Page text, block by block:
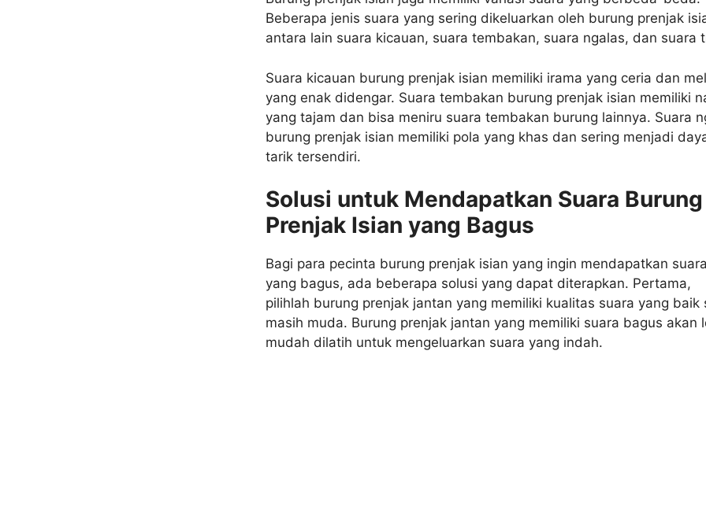
Beberapa jenis suara yang sering dikeluarkan oleh burung prenjak
antara lain suara kicauan, suara tembakan, suara ngalas, dan suara
Suara kicauan burung prenjak isian memiliki irama yang ceria dan
yang enak didengar. Suara tembakan burung prenjak isian memiliki
yang tajam dan bisa meniru suara tembakan burung lainnya. Suara
burung prenjak isian memiliki pola yang khas dan sering menjadi
tarik tersendiri.
Solusi untuk Mendapatkan Suara Burung
Prenjak Isian yang Bagus
Bagi para pecinta burung prenjak isian yang ingin mendapatkan suara
yang bagus, ada beberapa solusi yang dapat diterapkan. Pertama,
pilihlah burung prenjak jantan yang memiliki kualitas suara yang baik
masih muda. Burung prenjak jantan yang memiliki suara bagus akan
mudah dilatih untuk mengeluarkan suara yang indah.